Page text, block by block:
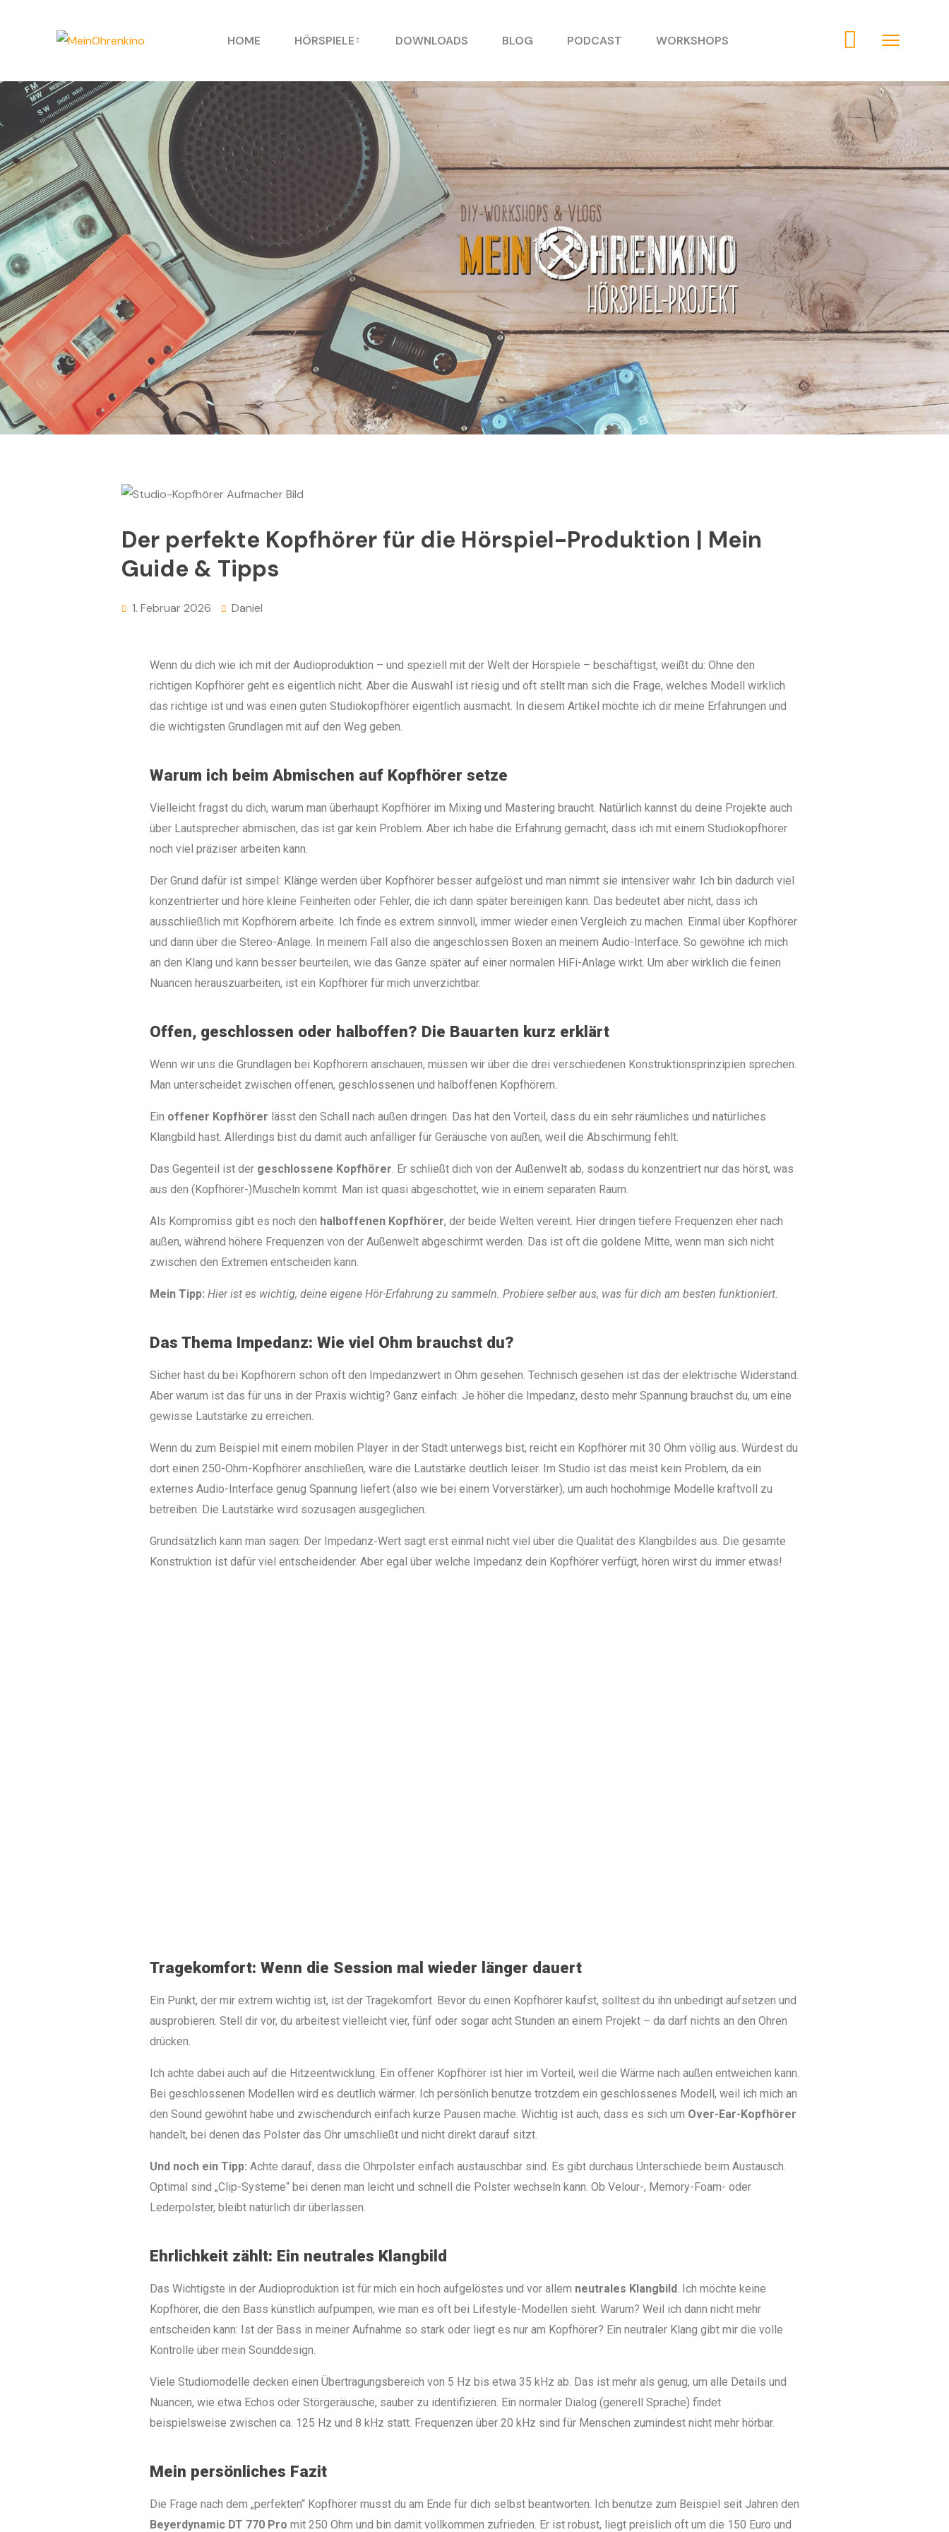
HOME HÖRSPIELE DOWNLOADS BLOG PODCAST WORKSHOPS
Der perfekte Kopfhörer für die Hörspiel-Produktion | Mein
Guide & Tipps
1. Februar 2026 Daniel
Wenn du dich wie ich mit der Audioproduktion – und speziell mit der Welt der Hörspiele – beschäftigst, weißt du: Ohne den
richtigen Kopfhörer geht es eigentlich nicht. Aber die Auswahl ist riesig und oft stellt man sich die Frage, welches Modell wirklich
das richtige ist und was einen guten Studiokopfhörer eigentlich ausmacht. In diesem Artikel möchte ich dir meine Erfahrungen und
die wichtigsten Grundlagen mit auf den Weg geben.
Warum ich beim Abmischen auf Kopfhörer setze
Vielleicht fragst du dich, warum man überhaupt Kopfhörer im Mixing und Mastering braucht. Natürlich kannst du deine Projekte auch
über Lautsprecher abmischen, das ist gar kein Problem. Aber ich habe die Erfahrung gemacht, dass ich mit einem Studiokopfhörer
noch viel präziser arbeiten kann.
Der Grund dafür ist simpel: Klänge werden über Kopfhörer besser aufgelöst und man nimmt sie intensiver wahr. Ich bin dadurch viel
konzentrierter und höre kleine Feinheiten oder Fehler, die ich dann später bereinigen kann. Das bedeutet aber nicht, dass ich
ausschließlich mit Kopfhörern arbeite. Ich finde es extrem sinnvoll, immer wieder einen Vergleich zu machen. Einmal über Kopfhörer
und dann über die Stereo-Anlage. In meinem Fall also die angeschlossen Boxen an meinem Audio-Interface. So gewöhne ich mich
an den Klang und kann besser beurteilen, wie das Ganze später auf einer normalen HiFi-Anlage wirkt. Um aber wirklich die feinen
Nuancen herauszuarbeiten, ist ein Kopfhörer für mich unverzichtbar.
Offen, geschlossen oder halboffen? Die Bauarten kurz erklärt
Wenn wir uns die Grundlagen bei Kopfhörern anschauen, müssen wir über die drei verschiedenen Konstruktionsprinzipien sprechen.
Man unterscheidet zwischen offenen, geschlossenen und halboffenen Kopfhörern.
Ein offener Kopfhörer lässt den Schall nach außen dringen. Das hat den Vorteil, dass du ein sehr räumliches und natürliches
Klangbild hast. Allerdings bist du damit auch anfälliger für Geräusche von außen, weil die Abschirmung fehlt.
Das Gegenteil ist der geschlossene Kopfhörer. Er schließt dich von der Außenwelt ab, sodass du konzentriert nur das hörst, was
aus den (Kopfhörer-)Muscheln kommt. Man ist quasi abgeschottet, wie in einem separaten Raum.
Als Kompromiss gibt es noch den halboffenen Kopfhörer, der beide Welten vereint. Hier dringen tiefere Frequenzen eher nach
außen, während höhere Frequenzen von der Außenwelt abgeschirmt werden. Das ist oft die goldene Mitte, wenn man sich nicht
zwischen den Extremen entscheiden kann.
Mein Tipp: Hier ist es wichtig, deine eigene Hör-Erfahrung zu sammeln. Probiere selber aus, was für dich am besten funktioniert.
Das Thema Impedanz: Wie viel Ohm brauchst du?
Sicher hast du bei Kopfhörern schon oft den Impedanzwert in Ohm gesehen. Technisch gesehen ist das der elektrische Widerstand.
Aber warum ist das für uns in der Praxis wichtig? Ganz einfach: Je höher die Impedanz, desto mehr Spannung brauchst du, um eine
gewisse Lautstärke zu erreichen.
Wenn du zum Beispiel mit einem mobilen Player in der Stadt unterwegs bist, reicht ein Kopfhörer mit 30 Ohm völlig aus. Würdest du
dort einen 250-Ohm-Kopfhörer anschließen, wäre die Lautstärke deutlich leiser. Im Studio ist das meist kein Problem, da ein
externes Audio-Interface genug Spannung liefert (also wie bei einem Vorverstärker), um auch hochohmige Modelle kraftvoll zu
betreiben. Die Lautstärke wird sozusagen ausgeglichen.
Grundsätzlich kann man sagen: Der Impedanz-Wert sagt erst einmal nicht viel über die Qualität des Klangbildes aus. Die gesamte
Konstruktion ist dafür viel entscheidender. Aber egal über welche Impedanz dein Kopfhörer verfügt, hören wirst du immer etwas!
Tragekomfort: Wenn die Session mal wieder länger dauert
Ein Punkt, der mir extrem wichtig ist, ist der Tragekomfort. Bevor du einen Kopfhörer kaufst, solltest du ihn unbedingt aufsetzen und
ausprobieren. Stell dir vor, du arbeitest vielleicht vier, fünf oder sogar acht Stunden an einem Projekt – da darf nichts an den Ohren
drücken.
Ich achte dabei auch auf die Hitzeentwicklung. Ein offener Kopfhörer ist hier im Vorteil, weil die Wärme nach außen entweichen kann.
Bei geschlossenen Modellen wird es deutlich wärmer. Ich persönlich benutze trotzdem ein geschlossenes Modell, weil ich mich an
den Sound gewöhnt habe und zwischendurch einfach kurze Pausen mache. Wichtig ist auch, dass es sich um Over-Ear-Kopfhörer
handelt, bei denen das Polster das Ohr umschließt und nicht direkt darauf sitzt.
Und noch ein Tipp: Achte darauf, dass die Ohrpolster einfach austauschbar sind. Es gibt durchaus Unterschiede beim Austausch.
Optimal sind „Clip-Systeme“ bei denen man leicht und schnell die Polster wechseln kann. Ob Velour-, Memory-Foam- oder
Lederpolster, bleibt natürlich dir überlassen.
Ehrlichkeit zählt: Ein neutrales Klangbild
Das Wichtigste in der Audioproduktion ist für mich ein hoch aufgelöstes und vor allem neutrales Klangbild. Ich möchte keine
Kopfhörer, die den Bass künstlich aufpumpen, wie man es oft bei Lifestyle-Modellen sieht. Warum? Weil ich dann nicht mehr
entscheiden kann: Ist der Bass in meiner Aufnahme so stark oder liegt es nur am Kopfhörer? Ein neutraler Klang gibt mir die volle
Kontrolle über mein Sounddesign.
Viele Studiomodelle decken einen Übertragungsbereich von 5 Hz bis etwa 35 kHz ab. Das ist mehr als genug, um alle Details und
Nuancen, wie etwa Echos oder Störgeräusche, sauber zu identifizieren. Ein normaler Dialog (generell Sprache) findet
beispielsweise zwischen ca. 125 Hz und 8 kHz statt. Frequenzen über 20 kHz sind für Menschen zumindest nicht mehr hörbar.
Mein persönliches Fazit
Die Frage nach dem „perfekten“ Kopfhörer musst du am Ende für dich selbst beantworten. Ich benutze zum Beispiel seit Jahren den
Beyerdynamic DT 770 Pro mit 250 Ohm und bin damit vollkommen zufrieden. Er ist robust, liegt preislich oft um die 150 Euro und